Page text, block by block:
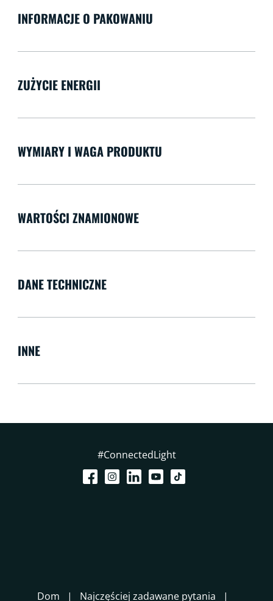
INFORMACJE O PAKOWANIU
ZUŻYCIE ENERGII
WYMIARY I WAGA PRODUKTU
WARTOŚCI ZNAMIONOWE
DANE TECHNICZNE
INNE
#ConnectedLight
Dom Najczęściej zadawane pytania